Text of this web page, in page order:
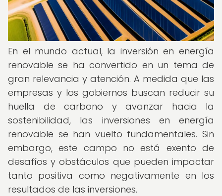
En el mundo actual, la inversión en energía
renovable se ha convertido en un tema de
gran relevancia y atención. A medida que las
empresas y los gobiernos buscan reducir su
huella de carbono y avanzar hacia la
sostenibilidad, las inversiones en energía
renovable se han vuelto fundamentales. Sin
embargo, este campo no está exento de
desafíos y obstáculos que pueden impactar
tanto positiva como negativamente en los
resultados de las inversiones.